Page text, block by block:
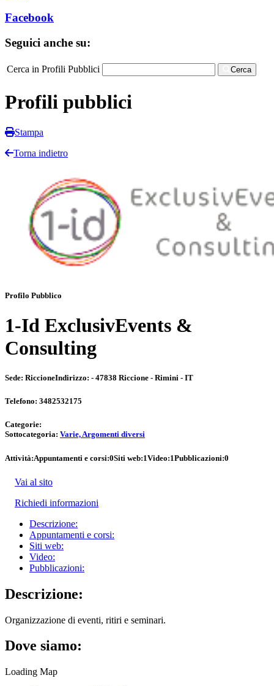
Facebook
Seguici anche su:
Cerca in Profili Pubblici Cerca
Profili pubblici
Stampa
Torna indietro
Profilo Pubblico
1-Id ExclusivEvents &
Consulting
Sede: RiccioneIndirizzo: - 47838 Riccione - Rimini - IT
Telefono: 3482532175
Categorie:
Sottocategoria: Varie, Argomenti diversi
Attività:Appuntamenti e corsi:0Siti web:1Video:1Pubblicazioni:0
Vai al sito
Richiedi informazioni
Descrizione:
Appuntamenti e corsi:
Siti web:
Video:
Pubblicazioni:
Descrizione:
Organizzazione di eventi, ritiri e seminari.
Dove siamo:
Loading Map